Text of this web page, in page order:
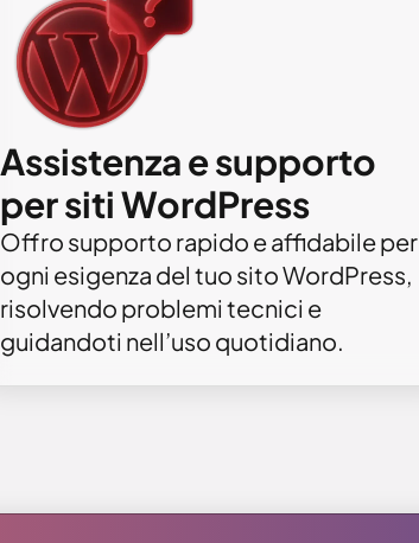
Assistenza e supporto
per siti WordPress
Offro supporto rapido e affidabile per
ogni esigenza del tuo sito WordPress,
risolvendo problemi tecnici e
guidandoti nell’uso quotidiano.